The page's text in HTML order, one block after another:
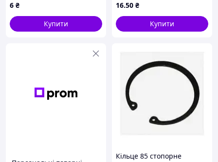
6 ₴
Купити
16.50 ₴
Купити
Кільце 85 стопорне